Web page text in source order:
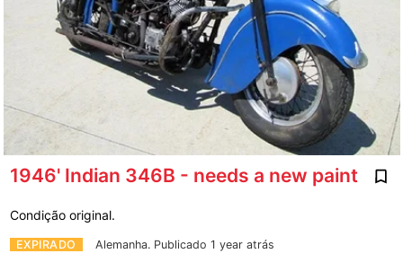
1946' Indian 346B - needs a new paint
EXPIRADO Alemanha. Publicado 1 year atrás
Condição original.